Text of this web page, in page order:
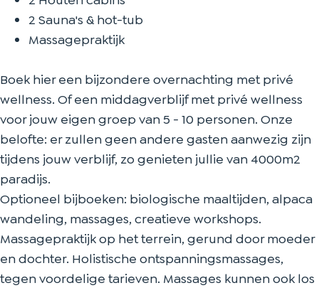
2 Sauna's & hot-tub
Massagepraktijk
Boek hier een bijzondere overnachting met privé
wellness. Of een middagverblijf met privé wellness
voor jouw eigen groep van 5 - 10 personen. Onze
belofte: er zullen geen andere gasten aanwezig zijn
tijdens jouw verblijf, zo genieten jullie van 4000m2
paradijs.
Optioneel bijboeken: biologische maaltijden, alpaca
wandeling, massages, creatieve workshops.
Massagepraktijk op het terrein, gerund door moeder
en dochter. Holistische ontspanningsmassages,
tegen voordelige tarieven. Massages kunnen ook los